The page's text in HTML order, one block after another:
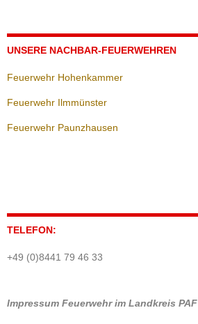
UNSERE NACHBAR-FEUERWEHREN
Feuerwehr Hohenkammer
Feuerwehr Ilmmünster
Feuerwehr Paunzhausen
TELEFON:
+49 (0)8441 79 46 33
Impressum Feuerwehr im Landkreis PAF